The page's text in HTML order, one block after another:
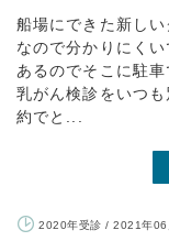
船場にできた新し
なので分かりにく
あるのでそこに駐車
乳がん検診をいつ
約でと...
2020年受診 / 2021年06